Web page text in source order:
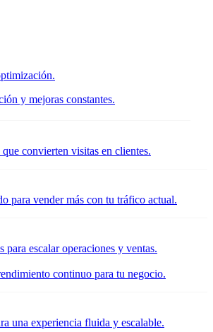
y mejoras constantes.
convierten visitas en clientes.
para vender más con tu tráfico actual.
para escalar operaciones y ventas.
continuo para tu negocio.
una experiencia fluida y escalable.